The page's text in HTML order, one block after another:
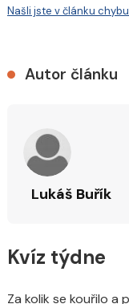
Našli jste v článku
Autor článku
Lukáš Buřík
Kvíz týdne
Za kolik se kouřilo a